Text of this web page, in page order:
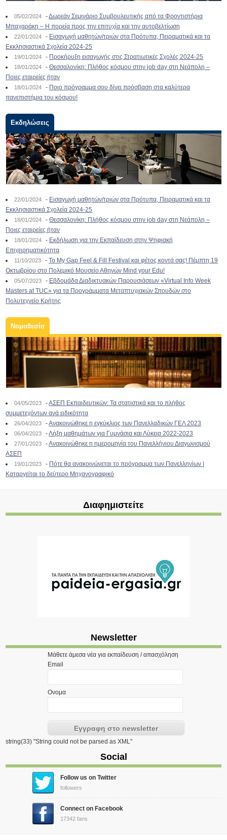
05/02/2024 -Δωρεάν Σεμινάριο Συμβουλευτικής από τα Φροντιστήρια
Μπαχαράκη – Η πορεία προς την επιτυχία και την αυτοβελτίωση
22/01/2024 - Εισαγωγή μαθητών/τριών στα Πρότυπα, Πειραματικά και τα
Εκκλησιαστικά Σχολεία 2024-25
19/01/2024 - Προκήρυξη εισαγωγής στις Στρατιωτικές Σχολές 2024-25
18/01/2024 -Θεσσαλονίκη: Πλήθος κόσμου στην job day στη Νεάπολη –
Ποιες εταιρείες ήταν
18/01/2024 - Ποιο πρόγραμμα σου δίνει πρόσβαση στα καλύτερα
πανεπιστήμια του κόσμου!
Εκδηλώσεις
22/01/2024 - Εισαγωγή μαθητών/τριών στα Πρότυπα, Πειραματικά και τα
Εκκλησιαστικά Σχολεία 2024-25
18/01/2024 -Θεσσαλονίκη: Πλήθος κόσμου στην job day στη Νεάπολη –
Ποιες εταιρείες ήταν
18/01/2024 - Εκδήλωση για την Εκπαίδευση στην Ψηφιακή
Επιχειρηματικότητα
11/10/2023 -To My Gap Feel & Fill Festival και φέτος κοντά σας! Πέμπτη 19
Οκτωβρίου στο Πολεμικό Μουσείο Αθηνών Mind your Edu!
05/07/2023 - Εβδομάδα Διαδικτυακών Παρουσιάσεων «Virtual Info Week
Masters at TUC» για τα Προγράμματα Μεταπτυχιακών Σπουδών στο
Πολυτεχνείο Κρήτης
Νομοθεσία
04/05/2023 -ΑΣΕΠ Εκπαιδευτικών: Τα στατιστικά και το πλήθος
συμμετεχόντων ανά ειδικότητα
26/04/2023 -Ανακοινώθηκε η εγκύκλιος των Πανελλαδικών ΓΕΛ 2023
06/04/2023 -Λήξη μαθημάτων για Γυμνάσια και Λύκεια 2022-2023
27/01/2023 -Ανακοινώθηκε η ημερομηνία του Πανελλήνιου Διαγωνισμού
ΑΣΕΠ
19/01/2023 - Πότε θα ανακοινώνεται το πρόγραμμα των Πανελληνίων |
Καταργείται το δεύτερο Μηχανογραφικό
Διαφημιστείτε
Newsletter
Μάθετε άμεσα νέα για εκπαίδευση / απασχόληση
Email
Ονομα
string(33) "String could not be parsed as XML"
Social
Follow us on Twitter
followers
Connect on Facebook
17342 fans